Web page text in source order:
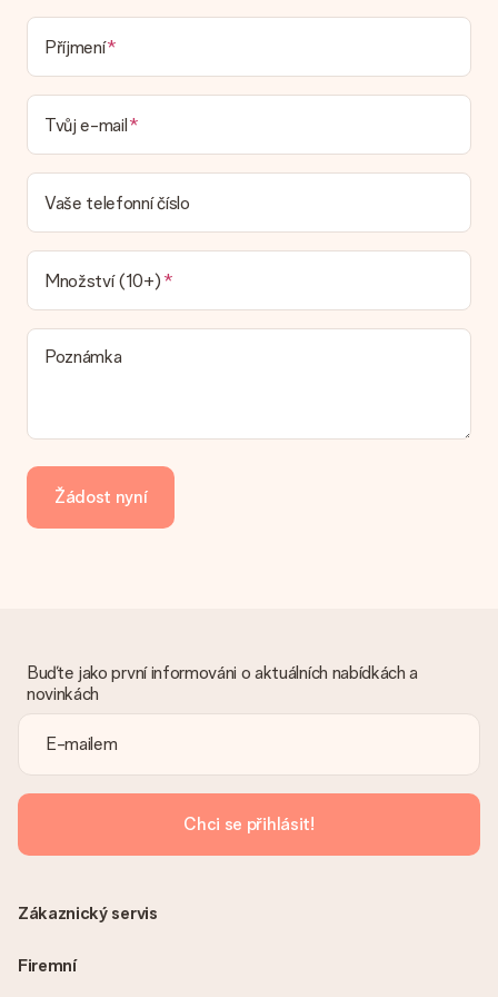
Dodací lhůta, možnosti dodání a náklady na
doručení
Mohu si vybrat datum dodání?
Není možné zvolit konkrétní datum dodání.
Jaká je dodací lhůta a kdy dostávám dárek?
Dodací lhůtu naleznete na stránce produktu. Můžete věřit, že
náš dopravce vám dodá váš dárek.
Jaké možnosti doručení si mohu vybrat?
V současné době není možné zvolit možnost doručení. Dárek,
který chcete objednat, je buď odeslán jako balíček nebo jako
doručování poštovní schránky. Chcete vědět, na kterou
možnost spadá vaše objednávka? Kontaktujte prosím náš
zákaznický servis.
Jak mohu zaplatit objednávku?
kartu, fakturu přes Klarna nebo ruční převod. V případě ručního
převodu platby prosím vezměte v úvahu dodací lhůtu 3 dny
navíc.
vhodné řešení.
Je faktura odeslána spolu s objednávkou?
vždy v potvrzovacím e-mailu a vždy ji najdete ve svém účtu
MySurprise. To znamená, že můžete dar doručit přímo
příjemci, což je opravdovým překvapením!
Příjmení
Tvůj e-mail
Vaše telefonní číslo
Množství (10+)
Poznámka
Žádost nyní
Buďte jako první informováni o aktuálních nabídkách a
novinkách
Chci se přihlásit!
Zákaznický servis
Firemní